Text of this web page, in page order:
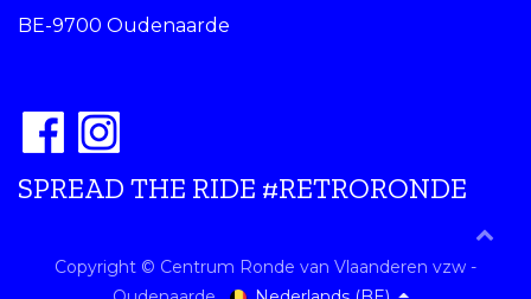
BE-9700 Oudenaarde
SPREAD THE RIDE #RETRORONDE
Copyright © Centrum Ronde van Vlaanderen vzw -